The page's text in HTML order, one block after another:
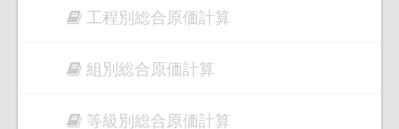
工程別総合原価計算
組別総合原価計算
等級別総合原価計算